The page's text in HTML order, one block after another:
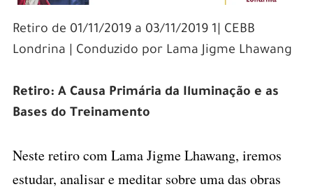
Retiro de 01/11/2019 a 03/11/2019 1| CEBB
Londrina | Conduzido por Lama Jigme Lhawang
Retiro: A Causa Primária da Iluminação e as
Bases do Treinamento
Neste retiro com Lama Jigme Lhawang, iremos
estudar, analisar e meditar sobre uma das obras